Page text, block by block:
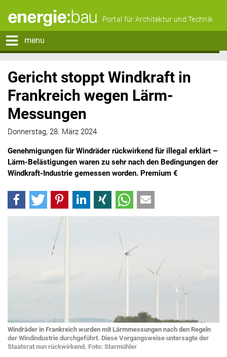
Portal für Architektur und Technik
menu
Gericht stoppt Windkraft in
Frankreich wegen Lärm-
Messungen
Donnerstag, 28. März 2024
Genehmigungen für Windräder rückwirkend für illegal erklärt –
Lärm-Belästigungen waren zu sehr nach den Bedingungen der
Windkraft-Industrie gemessen worden. Premium €
Windräder in Frankreich wurden mit Lärmmessungen nach den Regeln
der Windindustrie durchgeführt. Diese Vorgangsweise untersagte der
Staatsrat nun rückwirkend. Foto: Starmühler